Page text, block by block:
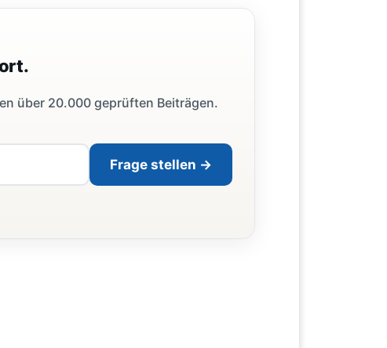
über 20.000 geprüften Beiträgen.
Frage stellen →